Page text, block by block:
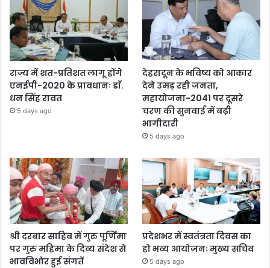
राज्य में शत-प्रतिशत लागू होंगे
एनईपी-2020 के प्रावधानः डाॅ.
धन सिंह रावत
5 days ago
देहरादून के भविष्य को आकार
देने उमड़ रही जनता,
महायोजना-2041 पर दूसरे
चरण की सुनवाई में बढ़ी
भागीदारी
5 days ago
श्री दरबार साहिब में गुरु पूर्णिमा
पर गुरु महिमा के दिव्य संदेश से
भावविभोर हुई संगतें
प्रदेशभर में स्वतंत्रता दिवस का
हो भव्य आयोजनः मुख्य सचिव
5 days ago